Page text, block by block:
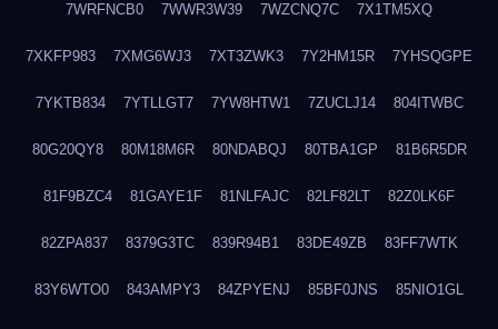
7WRFNCB0 7WWR3W39 7WZCNQ7C 7X1TM5XQ
7XKFP983 7XMG6WJ3 7XT3ZWK3 7Y2HM15R 7YHSQGPE
7YKTB834 7YTLLGT7 7YW8HTW1 7ZUCLJ14 804ITWBC
80G20QY8 80M18M6R 80NDABQJ 80TBA1GP 81B6R5DR
81F9BZC4 81GAYE1F 81NLFAJC 82LF82LT 82Z0LK6F
82ZPA837 8379G3TC 839R94B1 83DE49ZB 83FF7WTK
83Y6WTO0 843AMPY3 84ZPYENJ 85BF0JNS 85NIO1GL